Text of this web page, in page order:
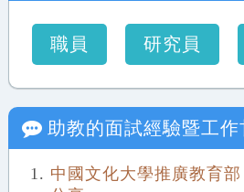
職員 研究員
助教的面試經驗暨工作
中國文化大學推廣教育